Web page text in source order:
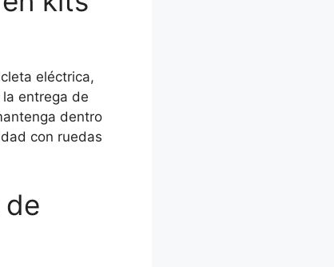
eléctrica,
entrega de
dentro
con ruedas